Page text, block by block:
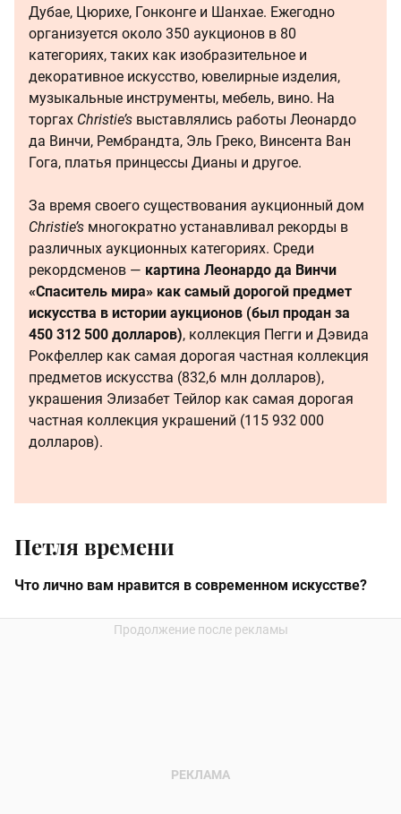
Дубае, Цюрихе, Гонконге и Шанхае. Ежегодно
организуется около 350 аукционов в 80
категориях, таких как изобразительное и
декоративное искусство, ювелирные изделия,
музыкальные инструменты, мебель, вино. На
торгах Christie’s выставлялись работы Леонардо
да Винчи, Рембрандта, Эль Греко, Винсента Ван
Гога, платья принцессы Дианы и другое.
За время своего существования аукционный дом
Christie’s многократно устанавливал рекорды в
различных аукционных категориях. Среди
рекордсменов — картина Леонардо да Винчи
«Спаситель мира» как самый дорогой предмет
искусства в истории аукционов (был продан за
450 312 500 долларов), коллекция Пегги и Дэвида
Рокфеллер как самая дорогая частная коллекция
предметов искусства (832,6 млн долларов),
украшения Элизабет Тейлор как самая дорогая
частная коллекция украшений (115 932 000
долларов).
Петля времени
Что лично вам нравится в современном искусстве?